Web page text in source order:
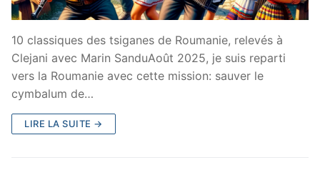
10 classiques des tsiganes de Roumanie, relevés à
Clejani avec Marin SanduAoût 2025, je suis reparti
vers la Roumanie avec cette mission: sauver le
cymbalum de…
LIRE LA SUITE →